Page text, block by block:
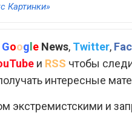
Картинки»
Google News, Twitter,
и RSS чтобы
интересные
экстремистскими и